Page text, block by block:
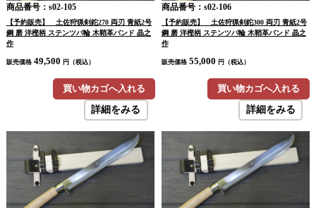
商品番号：s02-105
【予約販売】 土佐狩猟剣鉈270 両刃 青紙2号
鋼 磨 洋樫柄 ステンツバ輪 木鞘革バンド 晶之
作
販売価格 49,500 円（税込）
買い物カゴへ入れる
詳細をみる
商品番号：s02-106
【予約販売】 土佐狩猟剣鉈300 両刃 青紙2号
鋼 磨 洋樫柄 ステンツバ輪 木鞘革バンド 晶之
作
販売価格 55,000 円（税込）
買い物カゴへ入れる
詳細をみる